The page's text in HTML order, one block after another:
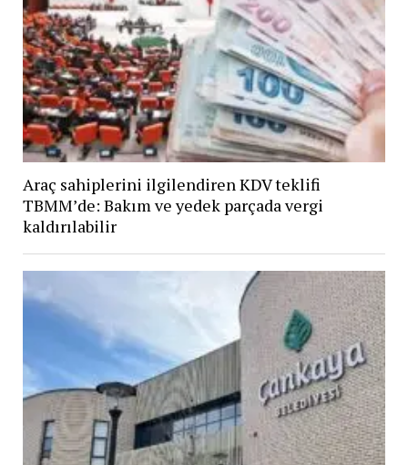
Araç sahiplerini ilgilendiren KDV teklifi
TBMM’de: Bakım ve yedek parçada vergi
kaldırılabilir